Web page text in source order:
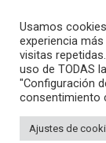
junio 15, 2020
Reabren
Usamos
experiencia
visitas
uso de TODAS
"Configuración
consentimiento
Ajustes de